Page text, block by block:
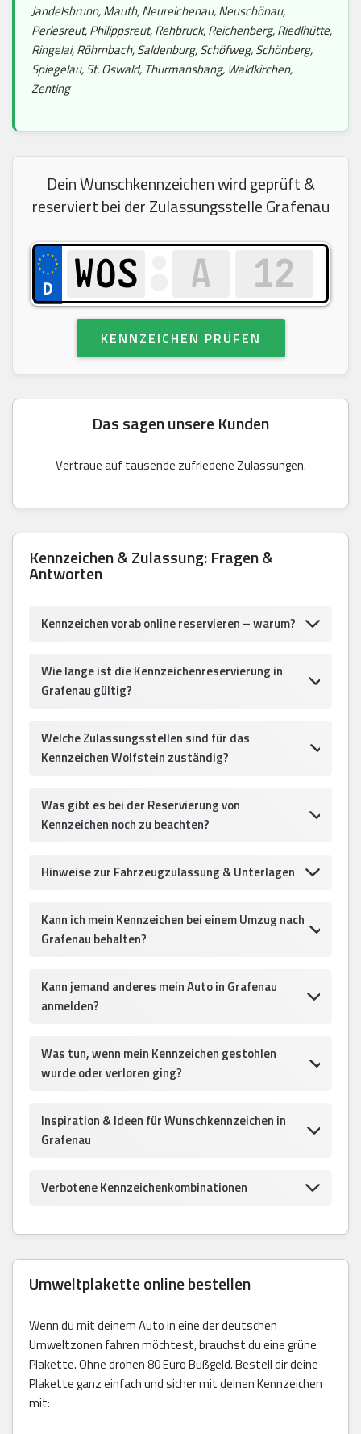
Jandelsbrunn, Mauth, Neureichenau, Neuschönau,
Perlesreut, Philippsreut, Rehbruck, Reichenberg, Riedlhütte,
Ringelai, Röhrnbach, Saldenburg, Schöfweg, Schönberg,
Spiegelau, St. Oswald, Thurmansbang, Waldkirchen,
Zenting
Dein Wunschkennzeichen wird geprüft &
reserviert bei der Zulassungsstelle Grafenau
KENNZEICHEN PRÜFEN
Das sagen unsere Kunden
Vertraue auf tausende zufriedene Zulassungen.
Kennzeichen & Zulassung: Fragen &
Antworten
Kennzeichen vorab online reservieren – warum?
Wie lange ist die Kennzeichenreservierung in
Grafenau gültig?
Welche Zulassungsstellen sind für das
Kennzeichen Wolfstein zuständig?
Was gibt es bei der Reservierung von
Kennzeichen noch zu beachten?
Hinweise zur Fahrzeugzulassung & Unterlagen
Kann ich mein Kennzeichen bei einem Umzug nach
Grafenau behalten?
Kann jemand anderes mein Auto in Grafenau
anmelden?
Was tun, wenn mein Kennzeichen gestohlen
wurde oder verloren ging?
Inspiration & Ideen für Wunschkennzeichen in
Grafenau
Verbotene Kennzeichenkombinationen
Umweltplakette online bestellen
Wenn du mit deinem Auto in eine der deutschen
Umweltzonen fahren möchtest, brauchst du eine grüne
Plakette. Ohne drohen 80 Euro Bußgeld. Bestell dir deine
Plakette ganz einfach und sicher mit deinen Kennzeichen
mit: